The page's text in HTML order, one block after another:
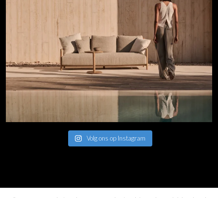
Volg ons op Instagram